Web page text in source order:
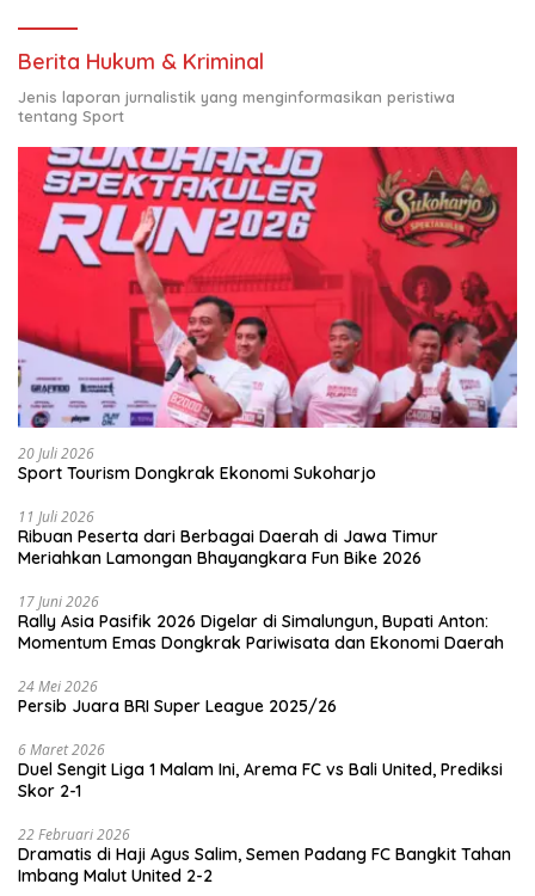
Berita Hukum & Kriminal
Jenis laporan jurnalistik yang menginformasikan peristiwa
tentang Sport
20 Juli 2026
Sport Tourism Dongkrak Ekonomi Sukoharjo
11 Juli 2026
Ribuan Peserta dari Berbagai Daerah di Jawa Timur
Meriahkan Lamongan Bhayangkara Fun Bike 2026
17 Juni 2026
Rally Asia Pasifik 2026 Digelar di Simalungun, Bupati Anton:
Momentum Emas Dongkrak Pariwisata dan Ekonomi Daerah
24 Mei 2026
Persib Juara BRI Super League 2025/26
6 Maret 2026
Duel Sengit Liga 1 Malam Ini, Arema FC vs Bali United, Prediksi
Skor 2-1
22 Februari 2026
Dramatis di Haji Agus Salim, Semen Padang FC Bangkit Tahan
Imbang Malut United 2-2